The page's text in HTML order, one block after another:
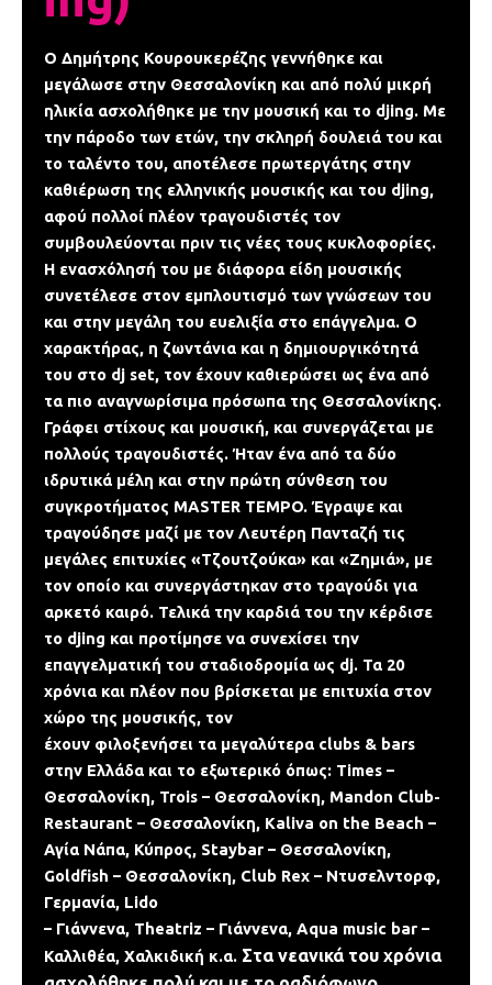
Ο Δημήτρης Κουρουκερέζης γεννήθηκε και
μεγάλωσε στην Θεσσαλονίκη και από πολύ μικρή
ηλικία ασχολήθηκε με την μουσική και το djing. Με
την πάροδο των ετών, την σκληρή δουλειά του και
το ταλέντο του, αποτέλεσε πρωτεργάτης στην
καθιέρωση της ελληνικής μουσικής και του djing,
αφού πολλοί πλέον τραγουδιστές τον
συμβουλεύονται πριν τις νέες τους κυκλοφορίες.
Η ενασχόλησή του με διάφορα είδη μουσικής
συνετέλεσε στον εμπλουτισμό των γνώσεων του
και στην μεγάλη του ευελιξία στο επάγγελμα. Ο
χαρακτήρας, η ζωντάνια και η δημιουργικότητά
του στο dj set, τον έχουν καθιερώσει ως ένα από
τα πιο αναγνωρίσιμα πρόσωπα της Θεσσαλονίκης.
Γράφει στίχους και μουσική, και συνεργάζεται με
πολλούς τραγουδιστές. Ήταν ένα από τα δύο
ιδρυτικά μέλη και στην πρώτη σύνθεση του
συγκροτήματος MASTER TEMPO. Έγραψε και
τραγούδησε μαζί με τον Λευτέρη Πανταζή τις
μεγάλες επιτυχίες «Τζουτζούκα» και «Ζημιά», με
τον οποίο και συνεργάστηκαν στο τραγούδι για
αρκετό καιρό. Τελικά την καρδιά του την κέρδισε
το djing και προτίμησε να συνεχίσει την
επαγγελματική του σταδιοδρομία ως dj. Τα 20
χρόνια και πλέον που βρίσκεται με επιτυχία στον
χώρο της μουσικής, τον
έχουν φιλοξενήσει τα μεγαλύτερα clubs & bars
στην Ελλάδα και το εξωτερικό όπως: Times –
Θεσσαλονίκη, Trois – Θεσσαλονίκη, Mandon Club-
Restaurant – Θεσσαλονίκη, Kaliva on the Beach –
Αγία Νάπα, Κύπρος, Staybar – Θεσσαλονίκη,
Goldfish – Θεσσαλονίκη, Club Rex – Ντυσελντορφ,
Γερμανία, Lido
– Γιάννενα, Theatriz – Γιάννενα, Aqua music bar –
Καλλιθέα, Χαλκιδική κ.α. Στα νεανικά του χρόνια